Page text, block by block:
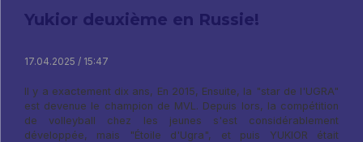
Yukior deuxième en Russie!
17.04.2025 / 15:47
Il y a exactement dix ans, En 2015, Ensuite, la "star de l'UGRA"
est devenue le champion de MVL. Depuis lors, la compétition
de volleyball chez les jeunes s'est considérablement
développée, mais "Étoile d'Ugra", et puis YUKIOR était